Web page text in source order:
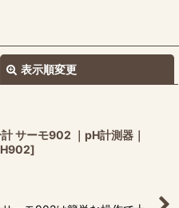
表示順変更
む
サーモ902 ｜pH計測器｜
]